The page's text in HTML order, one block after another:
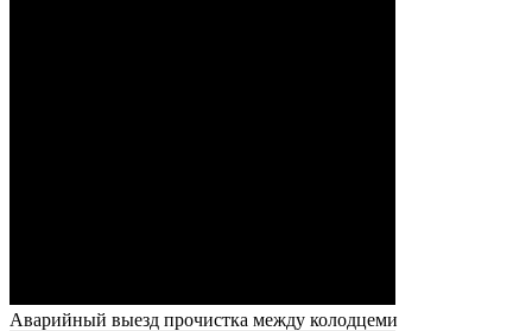
Аварийный выезд прочистка между колодцеми